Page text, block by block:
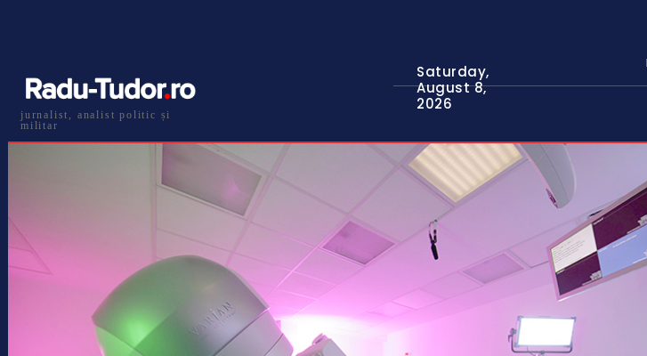
jurnalist, analist politic și
militar
Saturday,
August 8,
2026